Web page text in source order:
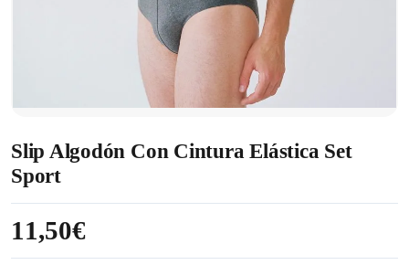
Slip Algodón Con Cintura Elástica Set
Sport
11,50€